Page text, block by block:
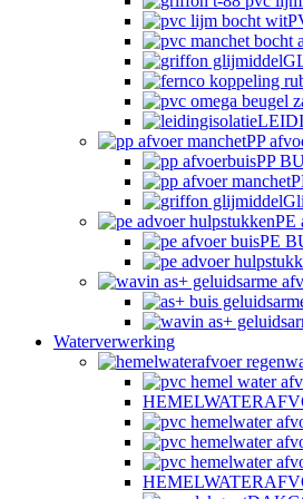
PP
PP
PE
PE
Waterverwerking